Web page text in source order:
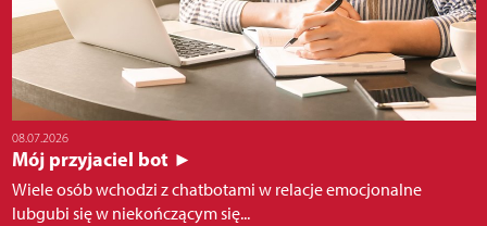
08.07.2026
Mój przyjaciel bot ►
Wiele osób wchodzi z chatbotami w relacje emocjonalne
lubgubi się w niekończącym się...